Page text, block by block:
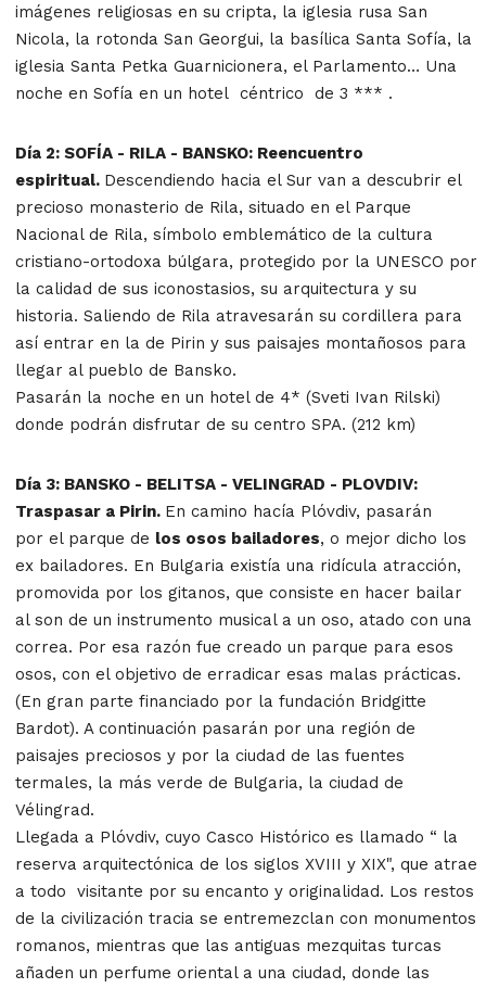
imágenes religiosas en su cripta, la iglesia rusa San
Nicola, la rotonda San Georgui, la basílica Santa Sofía, la
iglesia Santa Petka Guarnicionera, el Parlamento… Una
noche en Sofía en un hotel céntrico de 3 *** .
Día 2: SOFÍA - RILA - BANSKO: Reencuentro
espiritual. Descendiendo hacia el Sur van a descubrir el
precioso monasterio de Rila, situado en el Parque
Nacional de Rila, símbolo emblemático de la cultura
cristiano-ortodoxa búlgara, protegido por la UNESCO por
la calidad de sus iconostasios, su arquitectura y su
historia. Saliendo de Rila atravesarán su cordillera para
así entrar en la de Pirin y sus paisajes montañosos para
llegar al pueblo de Bansko.
Pasarán la noche en un hotel de 4* (Sveti Ivan Rilski)
donde podrán disfrutar de su centro SPA. (212 km)
Día 3: BANSKO - BELITSA - VELINGRAD - PLOVDIV:
Traspasar a Pirin. En camino hacía Plóvdiv, pasarán
por el parque de los osos bailadores, o mejor dicho los
ex bailadores. En Bulgaria existía una ridícula atracción,
promovida por los gitanos, que consiste en hacer bailar
al son de un instrumento musical a un oso, atado con una
correa. Por esa razón fue creado un parque para esos
osos, con el objetivo de erradicar esas malas prácticas.
(En gran parte financiado por la fundación Bridgitte
Bardot). A continuación pasarán por una región de
paisajes preciosos y por la ciudad de las fuentes
termales, la más verde de Bulgaria, la ciudad de
Vélingrad.
Llegada a Plóvdiv, cuyo Casco Histórico es llamado “ la
reserva arquitectónica de los siglos XVIII y XIX", que atrae
a todo visitante por su encanto y originalidad. Los restos
de la civilización tracia se entremezclan con monumentos
romanos, mientras que las antiguas mezquitas turcas
añaden un perfume oriental a una ciudad, donde las